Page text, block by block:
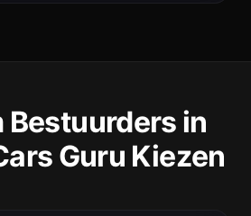
Bestuurders in
Guru Kiezen